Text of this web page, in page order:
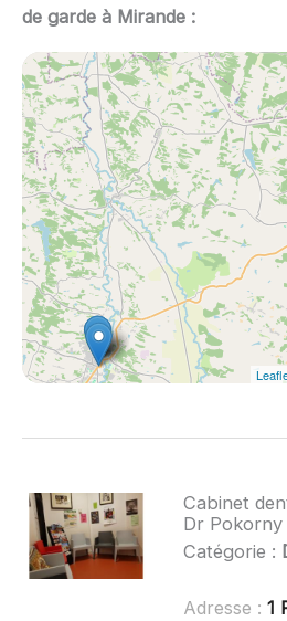
de garde à Mirande :
Cabinet
Dr
Catégorie :
Adresse : 1